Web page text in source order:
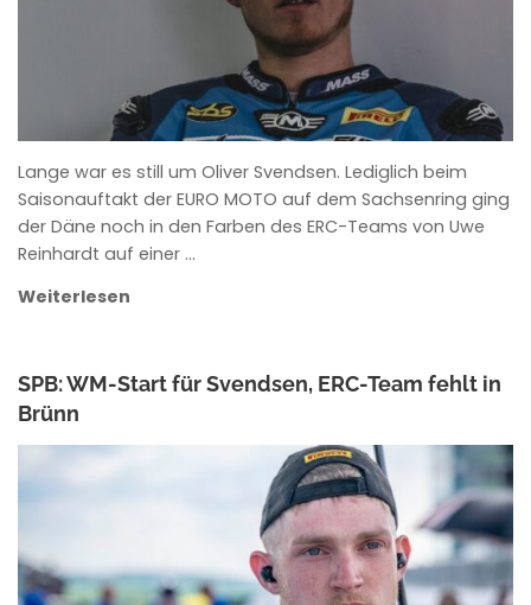
Lange war es still um Oliver Svendsen. Lediglich beim
Saisonauftakt der EURO MOTO auf dem Sachsenring ging
der Däne noch in den Farben des ERC-Teams von Uwe
Reinhardt auf einer …
Weiterlesen
SPB: WM-Start für Svendsen, ERC-Team fehlt in
Brünn